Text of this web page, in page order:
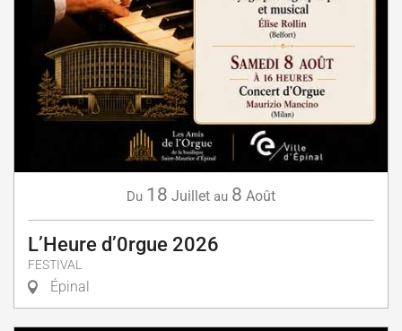
Du 18 Juillet au 8 Août
L’Heure d’0rgue 2026
FESTIVAL
Épinal